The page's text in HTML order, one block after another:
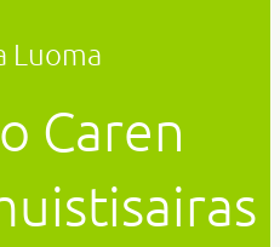
Luoma
Caren